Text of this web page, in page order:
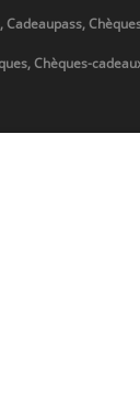
Cadeaupass,
Chèques-
France/Pays-Bas et
Les Secrets du
« Pratiques du